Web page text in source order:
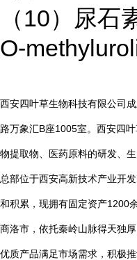
（10）尿石
O-
西安四叶草生物科技有限公司
路万象汇B座1005室。西安四
物提取物、医药原料的研发、
总部位于西安高新技术产业开
和积累，现拥有固定资产1200
商洛市，依托秦岭山脉得天独
优质产品满足市场需求，积极